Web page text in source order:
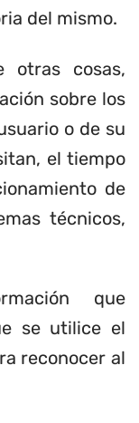
del mismo.
otras cosas,
sobre los
o de su
el tiempo
de
técnicos,
que
se utilice el
reconocer al